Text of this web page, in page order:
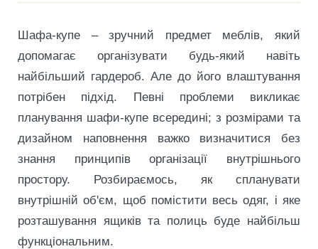
Шафа-купе – зручний предмет меблів, який
допомагає організувати будь-який навіть
найбільший гардероб. Але до його влаштування
потрібен підхід. Певні проблеми викликає
планування шафи-купе всередині; з розмірами та
дизайном наповнення важко визначитися без
знання принципів організації внутрішнього
простору. Розбираємось, як спланувати
внутрішній об'єм, щоб помістити весь одяг, і яке
розташування ящиків та полиць буде найбільш
функціональним.